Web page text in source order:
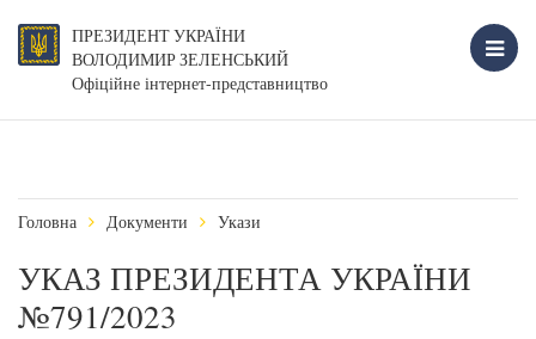
ПРЕЗИДЕНТ УКРАЇНИ
ВОЛОДИМИР ЗЕЛЕНСЬКИЙ
Офіційне інтернет-представництво
Головна Документи Укази
УКАЗ ПРЕЗИДЕНТА УКРАЇНИ
№791/2023